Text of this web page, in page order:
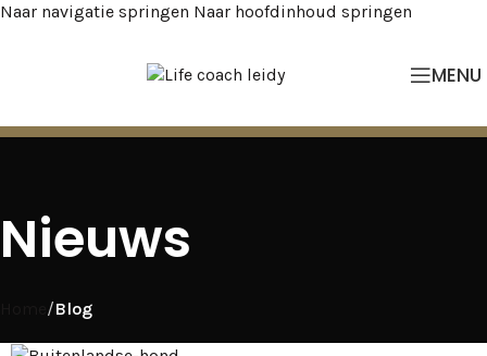
Naar navigatie springen Naar hoofdinhoud springen
MENU
Nieuws
/Blog